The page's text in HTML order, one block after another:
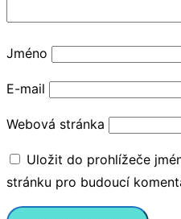
Jméno
E-mail
Webová stránka
Uložit do prohlížeče
stránku pro budoucí